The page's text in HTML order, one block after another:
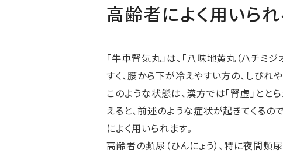
高齢者によく用いられ
「牛車腎気丸」は、「八味地黄丸（ハチミ
すく、腰から下が冷えやすい方の、しびれ
このような状態は、漢方では「腎虚」ととら
えると、前述のような症状が起きてくるの
によく用いられます。
高齢者の頻尿（ひんにょう）、特に夜間